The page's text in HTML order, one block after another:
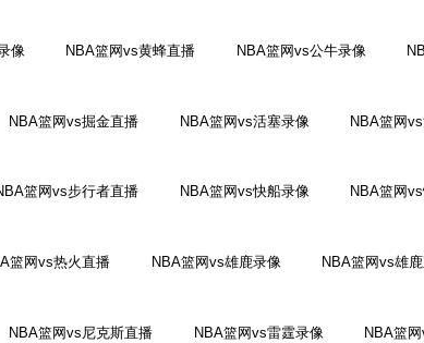
像 NBA篮网vs黄蜂直播 NBA篮网vs公牛录像
NBA篮网vs掘金直播 NBA篮网vs活塞录像 NBA篮网
篮网vs步行者直播 NBA篮网vs快船录像 NBA篮网
篮网vs热火直播 NBA篮网vs雄鹿录像 NBA篮网vs雄
NBA篮网vs尼克斯直播 NBA篮网vs雷霆录像 NBA篮